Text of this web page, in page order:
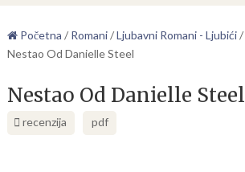
Početna / Romani/Ljubavni Romani - Ljubići/
Nestao Od Danielle Steel
Nestao Od Danielle Steel
recenzija pdf